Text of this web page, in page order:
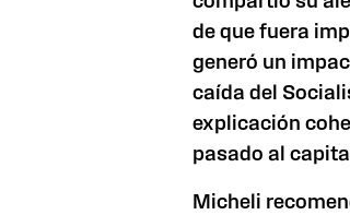
de que fuera
generó un
caída del
explicación
pasado al
Micheli